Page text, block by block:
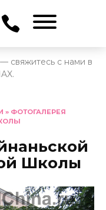
свяжитесь с нами в
» ФОТОГАЛЕРЕЯ
Школы